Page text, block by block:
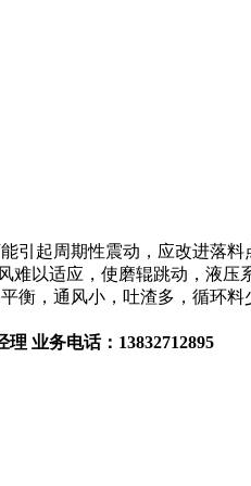
引起周期性震动，应改进落
以适应，使磨辊跳动，液压
衡，通风小，吐渣多，循环
而引起震动。
业务电话：13832712895